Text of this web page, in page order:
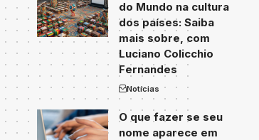
do Mundo na cultura
dos países: Saiba
mais sobre, com
Luciano Colicchio
Fernandes
Notícias
O que fazer se seu
nome aparece em